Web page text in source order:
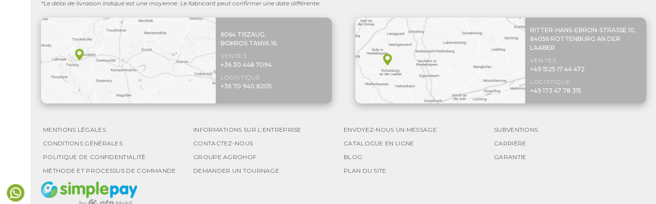
*Le délai de livraison indiqué est une moyenne. Le fabricant peut confirmer une date différente.
6064 TISZAUG,
BOKROS TANYA 16.
VENTES
+36 30 448 7094
LOGISTIQUE
+36 70 940 8205
RITTER-HANS-EBRON-STRASSE 10,
84056 ROTTENBURG AN DER
LAABER
VENTES
+49 1525 17 44 472
LOGISTIQUE
+49 173 47 78 315
MENTIONS LÉGALES INFORMATIONS SUR L’ENTREPRISE ENVOYEZ-NOUS UN MESSAGE
SUBVENTIONS
CONDITIONS GÉNÉRALES
CONTACTEZ-NOUS CATALOGUE EN LIGNE
CARRIÈRE
POLITIQUE DE CONFIDENTIALITÉ
GROUPE AGROHOF BLOG
GARANTIE
MÉTHODE ET PROCESSUS DE COMMANDE
DEMANDER UN TOURNAGE PLAN DU SITE